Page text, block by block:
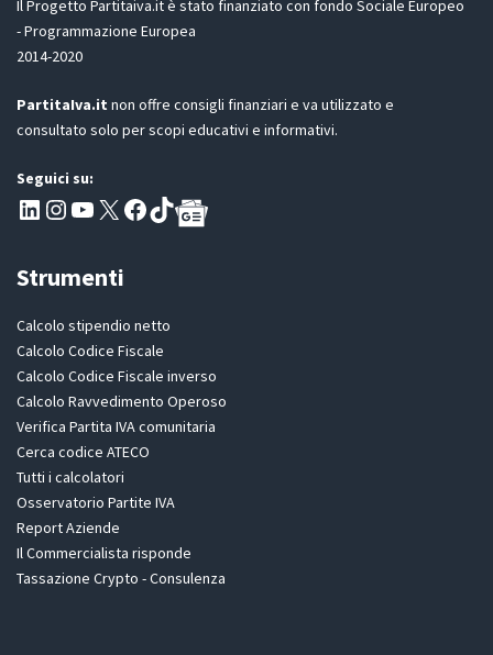
P
R
*
Il Progetto Partitaiva.it è stato finanziato con fondo Sociale Europeo
- Programmazione Europea
2014-2020
PartitaIva.it non offre consigli finanziari e va utilizzato e
consultato solo per scopi educativi e informativi.
Seguici su:
Pagina LinkedIn PartitaIva
Instagram
Canale YouTube Evoluzione - Partitaiva.it
X Segui PartitaIva su Facebook
TikTok
Strumenti
Calcolo stipendio netto
Calcolo Codice Fiscale
Calcolo Codice Fiscale inverso
Calcolo Ravvedimento Operoso
Verifica Partita IVA comunitaria
Cerca codice ATECO
Tutti i calcolatori
Osservatorio Partite IVA
Report Aziende
Il Commercialista risponde
Tassazione Crypto - Consulenza